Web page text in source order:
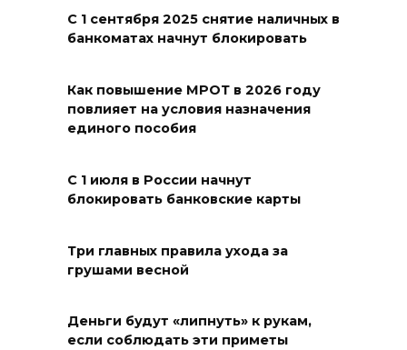
08 августа 2026 23:10
дабы учеба легко давалась:
приметы на 9 августа
На трассе Р-280 «Новороссия»
предупреждать об угрозе
БПЛА по радио
С 1 сентября 2025 снятие наличных в
банкоматах начнут блокировать
Как повышение МРОТ в 2026 году
повлияет на условия назначения
единого пособия
С 1 июля в России начнут
блокировать банковские карты
Три главных правила ухода за
грушами весной
Деньги будут «липнуть» к рукам,
если соблюдать эти приметы